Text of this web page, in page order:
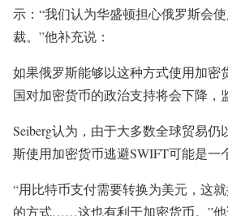
示：“我们认为华盛顿担心俄罗斯会
裁。”他补充说：
如果俄罗斯能够以这种方式使用加密
国对加密货币的政治支持将会下降，
Seiberg认为，由于大多数全球贸易仍
斯使用加密货币逃避SWIFT可能是一
“用比特币支付需要转换为美元，这
的方式……这也有利于加密货币。”他